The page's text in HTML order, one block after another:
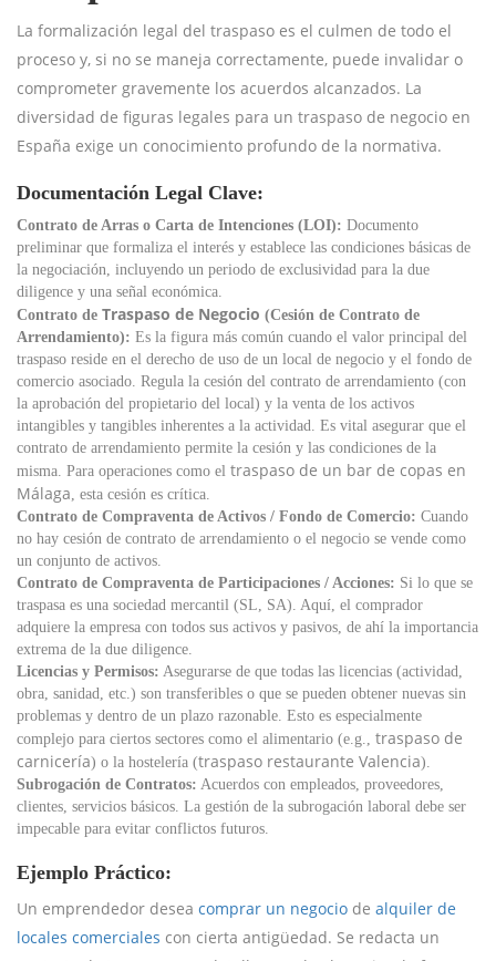
La formalización legal del traspaso es el culmen de todo el
proceso y, si no se maneja correctamente, puede invalidar o
comprometer gravemente los acuerdos alcanzados. La
diversidad de figuras legales para un traspaso de negocio en
España exige un conocimiento profundo de la normativa.
Documentación Legal Clave:
Contrato de Arras o Carta de Intenciones (LOI): Documento
preliminar que formaliza el interés y establece las condiciones básicas de
la negociación, incluyendo un periodo de exclusividad para la due
diligence y una señal económica.
Contrato de Traspaso de Negocio (Cesión de Contrato de
Arrendamiento): Es la figura más común cuando el valor principal del
traspaso reside en el derecho de uso de un local de negocio y el fondo de
comercio asociado. Regula la cesión del contrato de arrendamiento (con
la aprobación del propietario del local) y la venta de los activos
intangibles y tangibles inherentes a la actividad. Es vital asegurar que el
contrato de arrendamiento permite la cesión y las condiciones de la
misma. Para operaciones como el traspaso de un bar de copas en
Málaga, esta cesión es crítica.
Contrato de Compraventa de Activos / Fondo de Comercio: Cuando
no hay cesión de contrato de arrendamiento o el negocio se vende como
un conjunto de activos.
Contrato de Compraventa de Participaciones / Acciones: Si lo que se
traspasa es una sociedad mercantil (SL, SA). Aquí, el comprador
adquiere la empresa con todos sus activos y pasivos, de ahí la importancia
extrema de la due diligence.
Licencias y Permisos: Asegurarse de que todas las licencias (actividad,
obra, sanidad, etc.) son transferibles o que se pueden obtener nuevas sin
problemas y dentro de un plazo razonable. Esto es especialmente
complejo para ciertos sectores como el alimentario (e.g., traspaso de
carnicería) o la hostelería (traspaso restaurante Valencia).
Subrogación de Contratos: Acuerdos con empleados, proveedores,
clientes, servicios básicos. La gestión de la subrogación laboral debe ser
impecable para evitar conflictos futuros.
Ejemplo Práctico:
Un emprendedor desea comprar un negocio de alquiler de
locales comerciales con cierta antigüedad. Se redacta un